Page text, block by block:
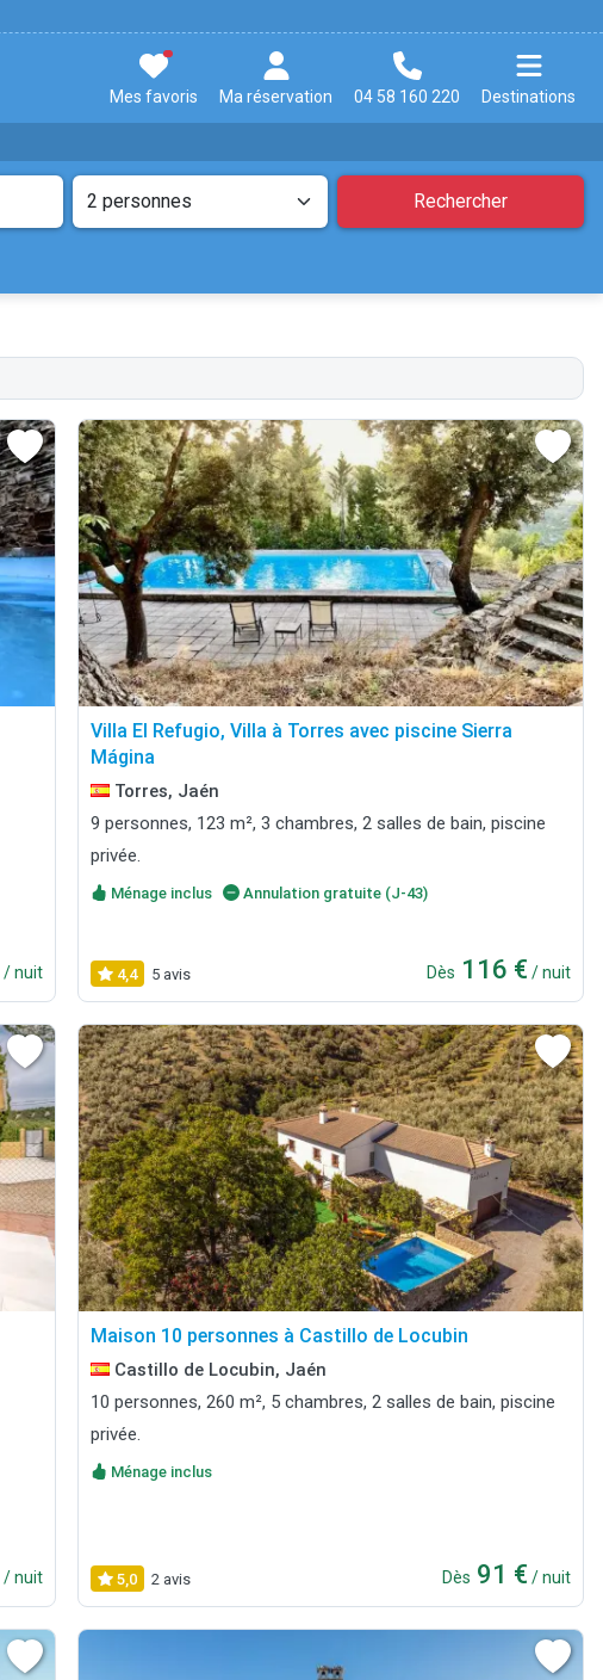
Mes favoris Ma réservation 04 58 160 220 Destinations
Rechercher
/ nuit
Villa El Refugio, Villa à Torres avec piscine Sierra
Mágina
Torres, Jaén
9 personnes, 123 m², 3 chambres, 2 salles de bain, piscine
privée.
Ménage inclus Annulation gratuite (J-43)
4,4 5 avis Dès 116 € / nuit
/ nuit
Maison 10 personnes à Castillo de Locubin
Castillo de Locubin, Jaén
10 personnes, 260 m², 5 chambres, 2 salles de bain, piscine
privée.
Ménage inclus
5,0 2 avis Dès 91 € / nuit